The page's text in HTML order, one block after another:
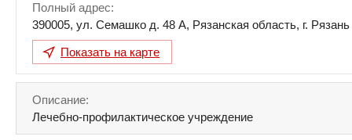
Полный адрес:
390005, ул. Семашко д. 48 А, Рязанская область, г. Рязань
Показать на карте
Описание:
Лечебно-профилактическое учреждение